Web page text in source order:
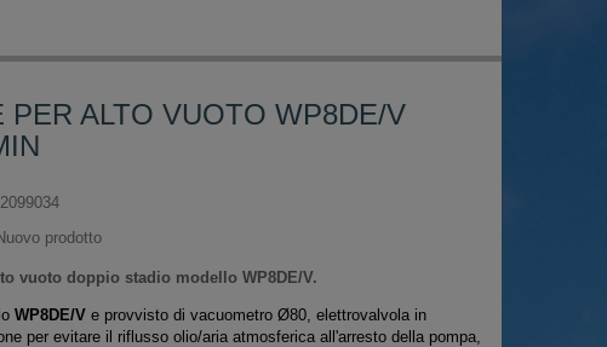
PER ALTO VUOTO WP8DE/V
prodotto
vuoto doppio stadio modello WP8DE/V.
WP8DE/V e provvisto di vacuometroØ80, elettrovalvola in
per evitare il riflusso olio/aria atmosferica all'arresto della pompa,